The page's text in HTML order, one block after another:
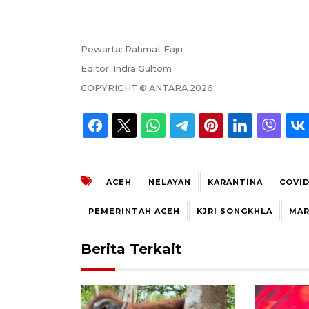
Pewarta: Rahmat Fajri
Editor: Indra Gultom
COPYRIGHT © ANTARA 2026
ACEH NELAYAN KARANTINA
PEMERINTAH ACEH KJRI SONGKHLA
Berita Terkait